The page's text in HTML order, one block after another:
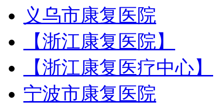
义乌市康复医院
【浙江康复医院】
【浙江康复医疗中心】
宁波市康复医院